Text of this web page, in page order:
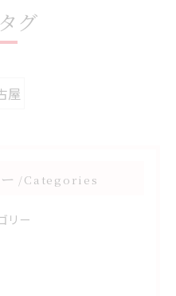
グ
屋
Categories
リー